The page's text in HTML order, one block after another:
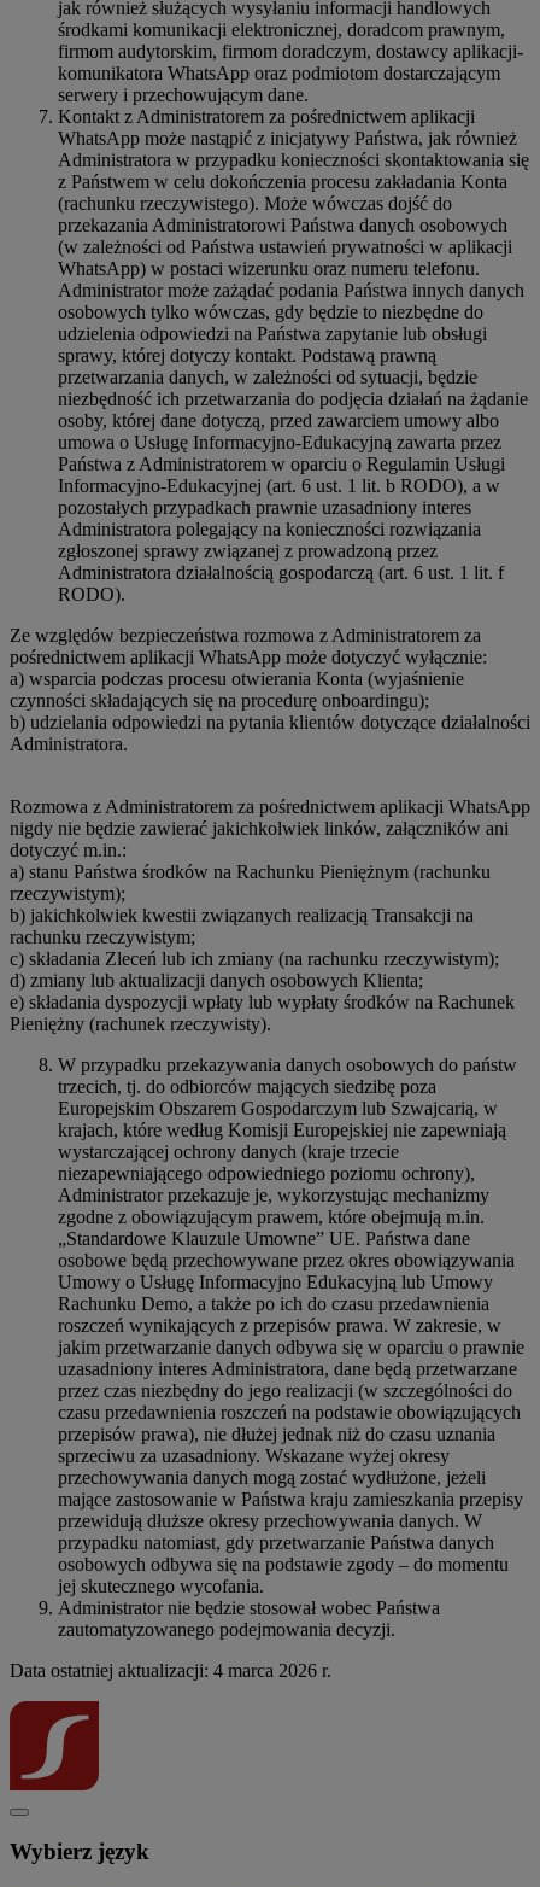
jak również służących wysyłaniu informacji handlowych
środkami komunikacji elektronicznej, doradcom prawnym,
firmom audytorskim, firmom doradczym, dostawcy aplikacji-
komunikatora WhatsApp oraz podmiotom dostarczającym
serwery i przechowującym dane.
Kontakt z Administratorem za pośrednictwem aplikacji
WhatsApp może nastąpić z inicjatywy Państwa, jak również
Administratora w przypadku konieczności skontaktowania się
z Państwem w celu dokończenia procesu zakładania Konta
(rachunku rzeczywistego). Może wówczas dojść do
przekazania Administratorowi Państwa danych osobowych
(w zależności od Państwa ustawień prywatności w aplikacji
WhatsApp) w postaci wizerunku oraz numeru telefonu.
Administrator może zażądać podania Państwa innych danych
osobowych tylko wówczas, gdy będzie to niezbędne do
udzielenia odpowiedzi na Państwa zapytanie lub obsługi
sprawy, której dotyczy kontakt. Podstawą prawną
przetwarzania danych, w zależności od sytuacji, będzie
niezbędność ich przetwarzania do podjęcia działań na żądanie
osoby, której dane dotyczą, przed zawarciem umowy albo
umowa o Usługę Informacyjno-Edukacyjną zawarta przez
Państwa z Administratorem w oparciu o Regulamin Usługi
Informacyjno-Edukacyjnej (art. 6 ust. 1 lit. b RODO), a w
pozostałych przypadkach prawnie uzasadniony interes
Administratora polegający na konieczności rozwiązania
zgłoszonej sprawy związanej z prowadzoną przez
Administratora działalnością gospodarczą (art. 6 ust. 1 lit. f
RODO).
Ze względów bezpieczeństwa rozmowa z Administratorem za
pośrednictwem aplikacji WhatsApp może dotyczyć wyłącznie:
a) wsparcia podczas procesu otwierania Konta (wyjaśnienie
czynności składających się na procedurę onboardingu);
b) udzielania odpowiedzi na pytania klientów dotyczące działalności
Administratora.
Rozmowa z Administratorem za pośrednictwem aplikacji WhatsApp
nigdy nie będzie zawierać jakichkolwiek linków, załączników ani
dotyczyć m.in.:
a) stanu Państwa środków na Rachunku Pieniężnym (rachunku
rzeczywistym);
b) jakichkolwiek kwestii związanych realizacją Transakcji na
rachunku rzeczywistym;
c) składania Zleceń lub ich zmiany (na rachunku rzeczywistym);
d) zmiany lub aktualizacji danych osobowych Klienta;
e) składania dyspozycji wpłaty lub wypłaty środków na Rachunek
Pieniężny (rachunek rzeczywisty).
W przypadku przekazywania danych osobowych do państw
trzecich, tj. do odbiorców mających siedzibę poza
Europejskim Obszarem Gospodarczym lub Szwajcarią, w
krajach, które według Komisji Europejskiej nie zapewniają
wystarczającej ochrony danych (kraje trzecie
niezapewniającego odpowiedniego poziomu ochrony),
Administrator przekazuje je, wykorzystując mechanizmy
zgodne z obowiązującym prawem, które obejmują m.in.
„Standardowe Klauzule Umowne” UE. Państwa dane
osobowe będą przechowywane przez okres obowiązywania
Umowy o Usługę Informacyjno Edukacyjną lub Umowy
Rachunku Demo, a także po ich do czasu przedawnienia
roszczeń wynikających z przepisów prawa. W zakresie, w
jakim przetwarzanie danych odbywa się w oparciu o prawnie
uzasadniony interes Administratora, dane będą przetwarzane
przez czas niezbędny do jego realizacji (w szczególności do
czasu przedawnienia roszczeń na podstawie obowiązujących
przepisów prawa), nie dłużej jednak niż do czasu uznania
sprzeciwu za uzasadniony. Wskazane wyżej okresy
przechowywania danych mogą zostać wydłużone, jeżeli
mające zastosowanie w Państwa kraju zamieszkania przepisy
przewidują dłuższe okresy przechowywania danych. W
przypadku natomiast, gdy przetwarzanie Państwa danych
osobowych odbywa się na podstawie zgody – do momentu
jej skutecznego wycofania.
Administrator nie będzie stosował wobec Państwa
zautomatyzowanego podejmowania decyzji.
Data ostatniej aktualizacji: 4 marca 2026 r.
Wybierz język